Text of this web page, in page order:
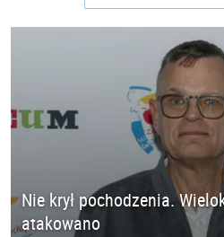
Nie krył pochodzenia.
atakowano